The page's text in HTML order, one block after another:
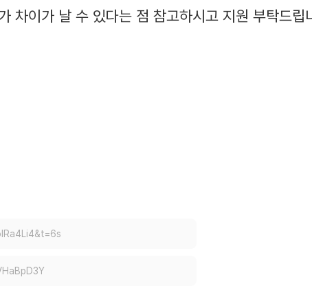
차이가 날 수 있다는 점 참고하시고 지원 부탁드립